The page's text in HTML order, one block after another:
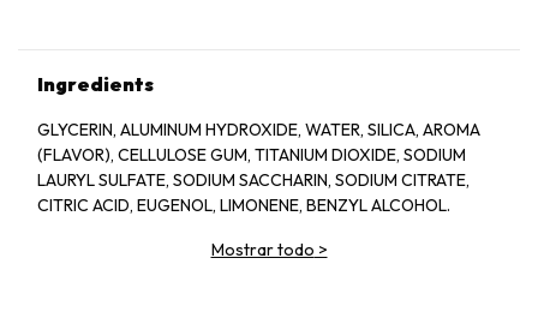
Ingredients
GLYCERIN, ALUMINUM HYDROXIDE, WATER, SILICA, AROMA
(FLAVOR), CELLULOSE GUM, TITANIUM DIOXIDE, SODIUM
LAURYL SULFATE, SODIUM SACCHARIN, SODIUM CITRATE,
CITRIC ACID, EUGENOL, LIMONENE, BENZYL ALCOHOL.
Mostrar todo >